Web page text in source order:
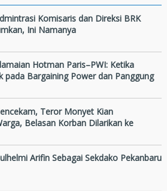
Komisaris dan Direksi BRK
Ini Namanya
Hotman Paris–PWI: Ketika
pada Bargaining Power dan Panggung
Teror Monyet Kian
Belasan Korban Dilarikan ke
Arifin Sebagai Sekdako Pekanbaru